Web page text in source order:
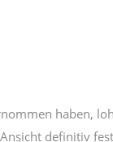
haben,
definitiv